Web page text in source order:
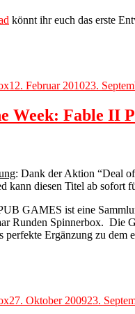
könnt ihr euch das erste
12. Februar 201023.
Week: Fable II
: Dank der Aktion “Deal
kann diesen Titel ab sofort
GAMES ist eine
Runden Spinnerbox. Die
perfekte Ergänzung zu dem
27. Oktober 200923.